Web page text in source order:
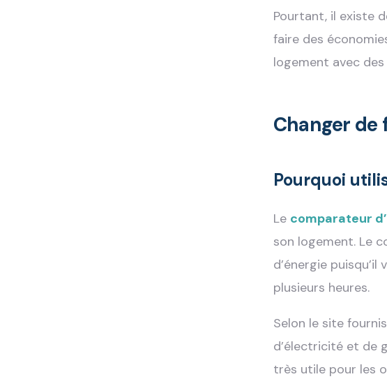
Pourtant, il existe
faire des
logement avec
Changer de
Pourquoi
Le comparateur
son logement. Le
d’énergie
plusieurs heures.
Selon le site
d’électricité et de
très utile pour les